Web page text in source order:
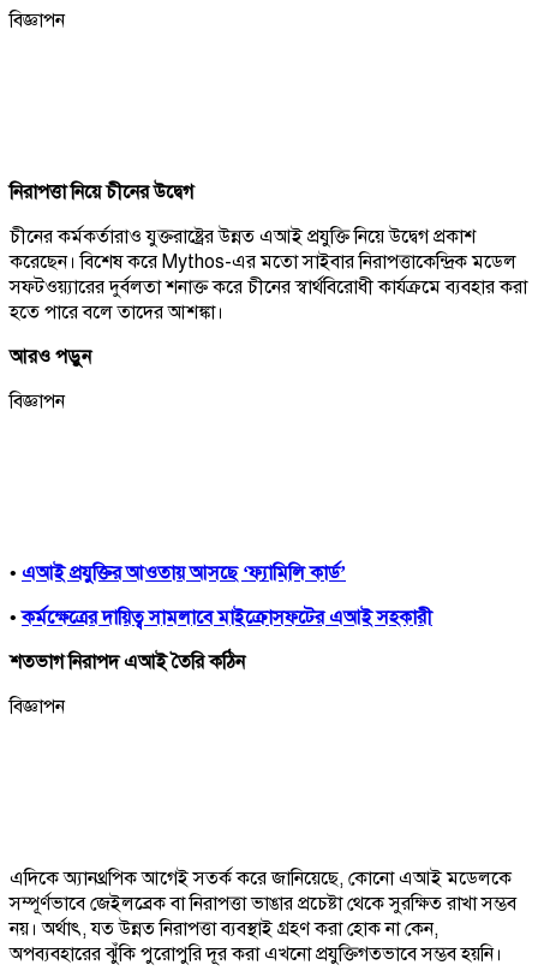
বিজ্ঞাপন
নিরাপত্তা নিয়ে চীনের উদ্বেগ
চীনের কর্মকর্তারাও যুক্তরাষ্ট্রের উন্নত এআই প্রযুক্তি নিয়ে উদ্বেগ প্রকাশ
করেছেন। বিশেষ করে Mythos-এর মতো সাইবার নিরাপত্তাকেন্দ্রিক মডেল
সফটওয়্যারের দুর্বলতা শনাক্ত করে চীনের স্বার্থবিরোধী কার্যক্রমে ব্যবহার করা
হতে পারে বলে তাদের আশঙ্কা।
আরও পড়ুন
বিজ্ঞাপন
• এআই প্রযুক্তির আওতায় আসছে ‘ফ্যামিলি কার্ড’
•কর্মক্ষেত্রের দায়িত্ব সামলাবে মাইক্রোসফটের এআই সহকারী
শতভাগ নিরাপদ এআই তৈরি কঠিন
বিজ্ঞাপন
এদিকে অ্যানথ্রপিক আগেই সতর্ক করে জানিয়েছে, কোনো এআই মডেলকে
সম্পূর্ণভাবে জেইলব্রেক বা নিরাপত্তা ভাঙার প্রচেষ্টা থেকে সুরক্ষিত রাখা সম্ভব
নয়। অর্থাৎ, যত উন্নত নিরাপত্তা ব্যবস্থাই গ্রহণ করা হোক না কেন,
অপব্যবহারের ঝুঁকি পুরোপুরি দূর করা এখনো প্রযুক্তিগতভাবে সম্ভব হয়নি।